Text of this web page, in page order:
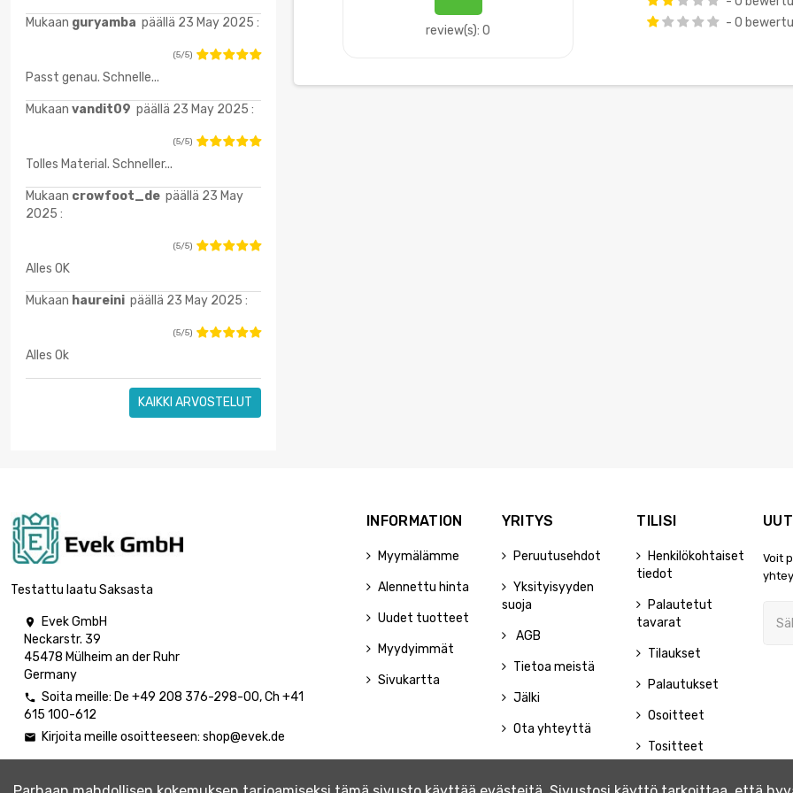
Mukaan guryamba päällä 23 May 2025 :
(5/5)
Passt genau. Schnelle...
Mukaan vandit09 päällä 23 May 2025 :
(5/5)
Tolles Material. Schneller...
Mukaan crowfoot_de päällä 23 May
2025 :
(5/5)
Alles OK
Mukaan haureini päällä 23 May 2025 :
(5/5)
Alles Ok
KAIKKI ARVOSTELUT
review(s): 0
- 0
Testattu laatu Saksasta

Evek GmbH
Neckarstr. 39
45478 Mülheim an der Ruhr
Germany
 Soita meille: De +49 208 376-298-00, Ch +41
615 100-612
 Kirjoita meille osoitteeseen: shop@evek.de
INFORMATION
Myymälämme
Alennettu hinta
Uudet tuotteet
Myydyimmät
Sivukartta
YRITYS
Peruutusehdot
Yksityisyyden
suoja
AGB
Tietoa meistä
Jälki
Ota yhteyttä
TILISI
Henkilökohtaiset
tiedot
Palautetut
tavarat
Tilaukset
Palautukset
Osoitteet
Tositteet
Voit